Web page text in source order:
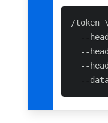
/token
--
--
--